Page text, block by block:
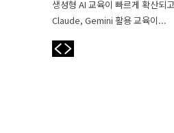
생성형 AI 교육이 빠르게 확산되
Claude, Gemini 활용 교육이...